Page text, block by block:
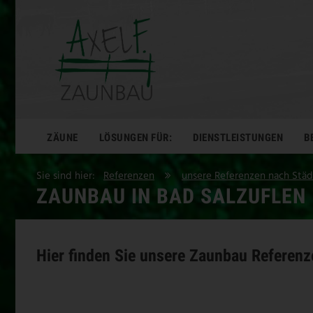
ZÄUNE LÖSUNGEN FÜR: DIENSTLEISTUNGEN
Sie sind hier: Referenzen unsere Referenzen nach
ZAUNBAU IN BAD SALZUFLEN
Hier finden Sie unsere Zaunbau